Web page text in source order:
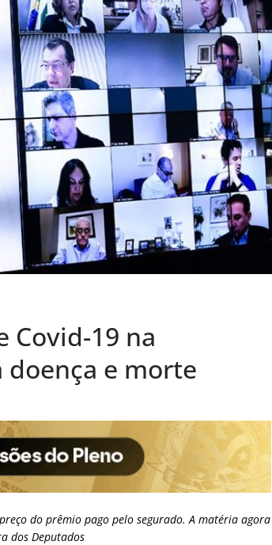
Covid-19 na
e morte
do prêmio pago pelo segurado. A matéria agora
dos Deputados